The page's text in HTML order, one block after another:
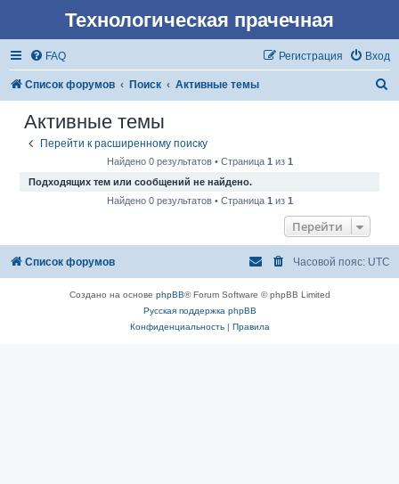
Технологическая прачечная
FAQ Вход
Регистрация
Список форумов Поиск Активные темы
Активные темы
Перейти к расширенному поиску
Найдено 0 результатов • Страница 1 из 1
Подходящих тем или сообщений не найдено.
Найдено 0 результатов • Страница 1 из 1
Перейти
Список форумов Часовой пояс: UTC
Создано на основе phpBB® Forum Software © phpBB Limited
Русская поддержка phpBB
Конфиденциальность| Правила